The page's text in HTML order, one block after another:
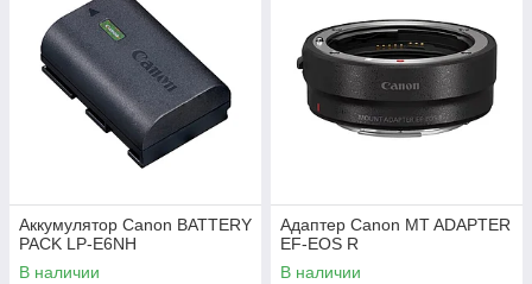
Аккумулятор Canon BATTERY
PACK LP-E6NH
В наличии
Адаптер Canon MT ADAPTER
EF-EOS R
В наличии